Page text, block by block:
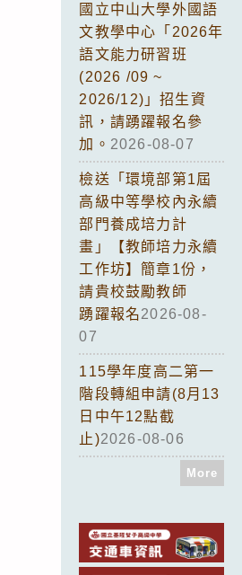
國立中山大學外國語
文教學中心「2026年
語文能力研習班
(2026 /09 ~
2026/12)」招生資
訊，請踴躍報名參
加。 2026-08-07
檢送「環境部第1屆
高級中等學校內永續
部門養成培力計
畫」【教師培力永續
工作坊】簡章1份，
請貴校鼓勵教師
踴躍報名2026-08-
07
115學年度高二第一
階段轉組申請(8月13
日中午12點截
止)2026-08-06
More